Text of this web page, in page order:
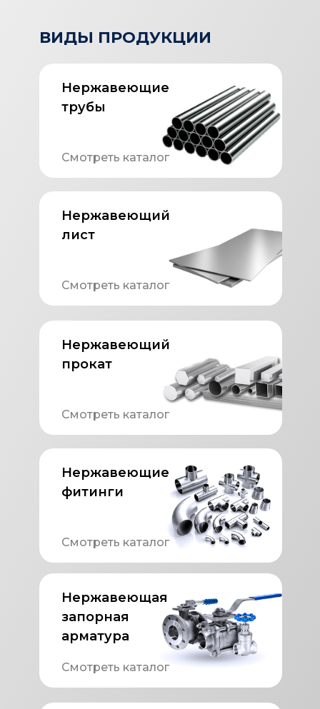
ВИДЫ ПРОДУКЦИИ
Нержавеющие
трубы
Смотреть каталог
Нержавеющий
лист
Смотреть каталог
Нержавеющий
прокат
Смотреть каталог
Нержавеющие
фитинги
Смотреть каталог
Нержавеющая
запорная
арматура
Смотреть каталог